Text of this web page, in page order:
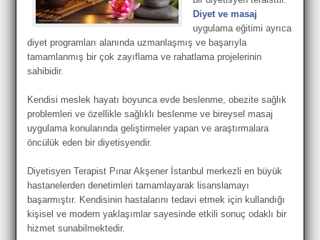
Diyet ve masaj
uygulama eğitimi ayrıca
diyet programları alanında uzmanlaşmış ve başarıyla
tamamlanmış bir çok zayıflama ve rahatlama projelerinin
sahibidir.
Kendisi meslek hayatı boyunca evde beslenme, obezite sağlık
problemleri ve özellikle sağlıklı beslenme ve bireysel masaj
uygulama konularında geliştirmeler yapan ve araştırmalara
öncülük eden bir diyetisyendir.
Diyetisyen Terapist Pınar Akşener İstanbul merkezlien büyük
hastanelerden denetimleri tamamlayarak lisanslamayı
başarmıştır. Kendisinin hastalarını tedavi etmek için kullandığı
kişisel ve modern yaklaşımlar sayesinde etkili sonuç odaklı bir
hizmet sunabilmektedir.